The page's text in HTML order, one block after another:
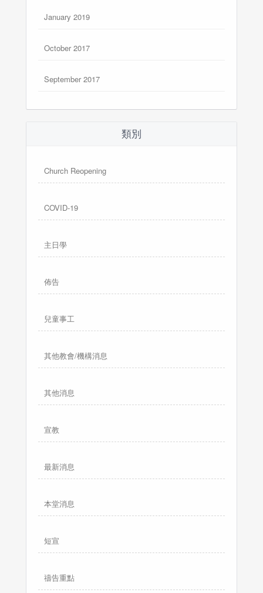
January 2019
October 2017
September 2017
類別
Church Reopening
COVID-19
主日學
佈告
兒童事工
其他教會/機構消息
其他消息
宣教
最新消息
本堂消息
短宣
禱告重點